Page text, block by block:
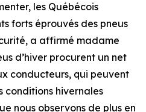
les Québécois
forts éprouvés des pneus
a affirmé madame
d’hiver procurent un net
conducteurs, qui peuvent
conditions hivernales
nous observons de plus en